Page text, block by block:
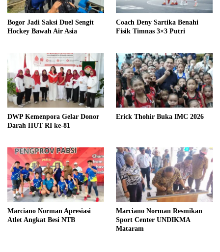
Bogor Jadi Saksi Duel Sengit
Hockey Bawah Air Asia
Coach Deny Sartika Benahi
Fisik Timnas 3×3 Putri
DWP Kemenpora Gelar Donor
Darah HUT RI ke-81
Erick Thohir Buka IMC 2026
Marciano Norman Apresiasi
Atlet Angkat Besi NTB
Marciano Norman Resmikan
Sport Center UNDIKMA
Mataram